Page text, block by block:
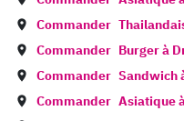
Commander
Commander Burger à
Commander Sandwich
Commander Asiatique